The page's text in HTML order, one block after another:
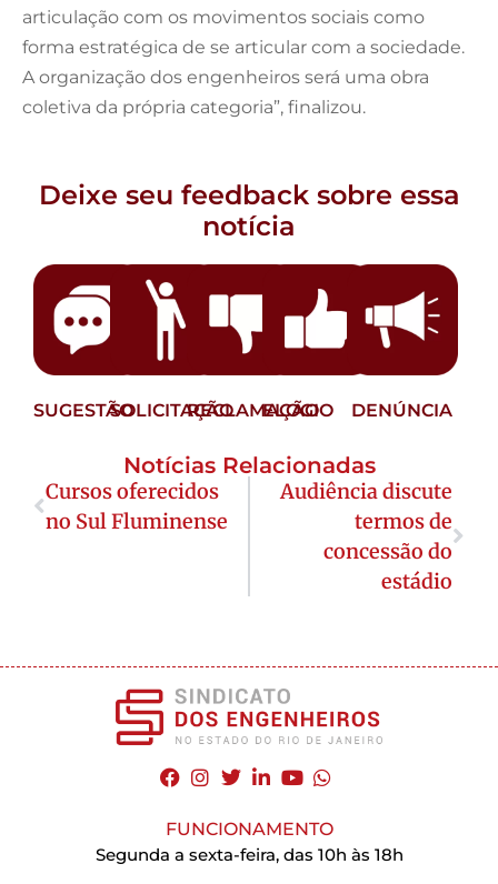
articulação com os movimentos sociais como
forma estratégica de se articular com a sociedade.
A organização dos engenheiros será uma obra
coletiva da própria categoria”, finalizou.
Deixe seu feedback sobre essa
notícia
SUGESTÃOSOLICITAÇÃORECLAMAÇÃO
ELOGIO DENÚNCIA
Notícias Relacionadas
Cursos oferecidos
no Sul Fluminense
Audiência discute
termos de
concessão do
estádio
FUNCIONAMENTO
Segunda a sexta-feira, das 10h às 18h